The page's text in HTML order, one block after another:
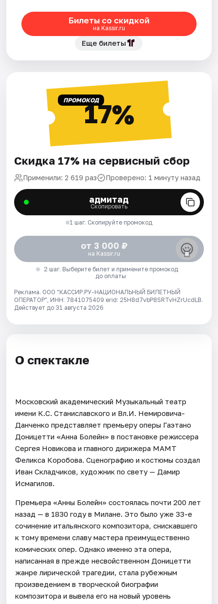
Билеты со скидкой
на Kassir.ru
Еще билеты
ПРОМОКОД17%
Скидка 17% на сервисный сбор
Применили: 2 619 раз Проверено: 1 минуту назад
адмитад
Скопировать
1 шаг. Скопируйте промокод
от 3 000 ₽
на Kassir.ru
2 шаг. Выберите билет и примените промокод
до оплаты
Реклама. ООО "КАССИР.РУ-НАЦИОНАЛЬНЫЙ БИЛЕТНЫЙ
ОПЕРАТОР", ИНН: 7841075409 erid: 25H8d7vbP8SRTvHZrUcdLB.
Действует до 31 августа 2026
О спектакле
Московский академический Музыкальный театр
имени К.С. Станиславского и Вл.И. Немировича-
Данченко представляет премьеру оперы Гаэтано
Доницетти «Анна Болейн» в постановке режиссера
Сергея Новикова и главного дирижера МАМТ
Феликса Коробова. Сценографию и костюмы создал
Иван Складчиков, художник по свету — Дамир
Исмагилов.
Премьера «Анны Болейн» состоялась почти 200 лет
назад — в 1830 году в Милане. Это было уже 33-е
сочинение итальянского композитора, снискавшего
к тому времени славу мастера преимущественно
комических опер. Однако именно эта опера,
написанная в прежде несвойственном Доницетти
жанре лирической трагедии, стала рубежным
произведением в творческой биографии
композитора и вывела его на новый уровень